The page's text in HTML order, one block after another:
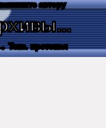
автору
Текс. протокол